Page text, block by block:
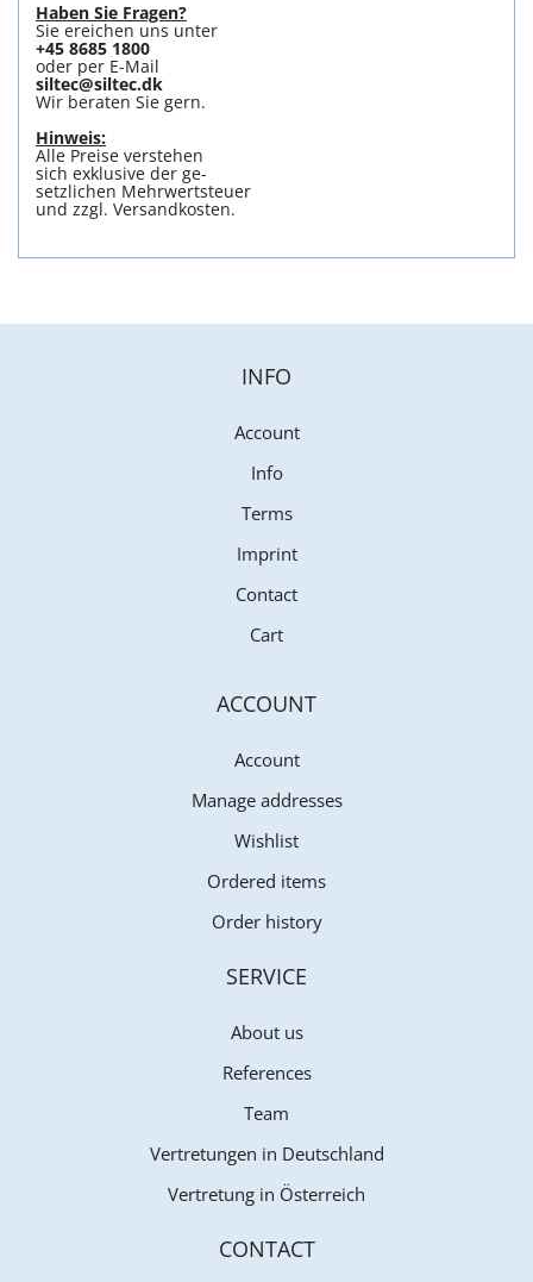
Haben Sie Fragen?
Sie ereichen uns unter
+45 8685 1800
oder per E-Mail
siltec@siltec.dk
Wir beraten Sie gern.
Hinweis:
Alle Preise verstehen
sich exklusive der ge-
setzlichen Mehrwertsteuer
und zzgl. Versandkosten.
INFO
Account
Info
Terms
Imprint
Contact
Cart
ACCOUNT
Account
Manage addresses
Wishlist
Ordered items
Order history
SERVICE
About us
References
Team
Vertretungen in Deutschland
Vertretung in Österreich
CONTACT